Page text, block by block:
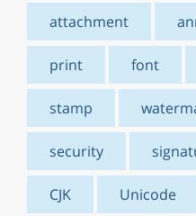
attachment
print font
stamp
security
CJK Unicode